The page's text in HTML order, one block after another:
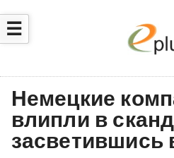
☰
Немецкие
влипли в
засветившись